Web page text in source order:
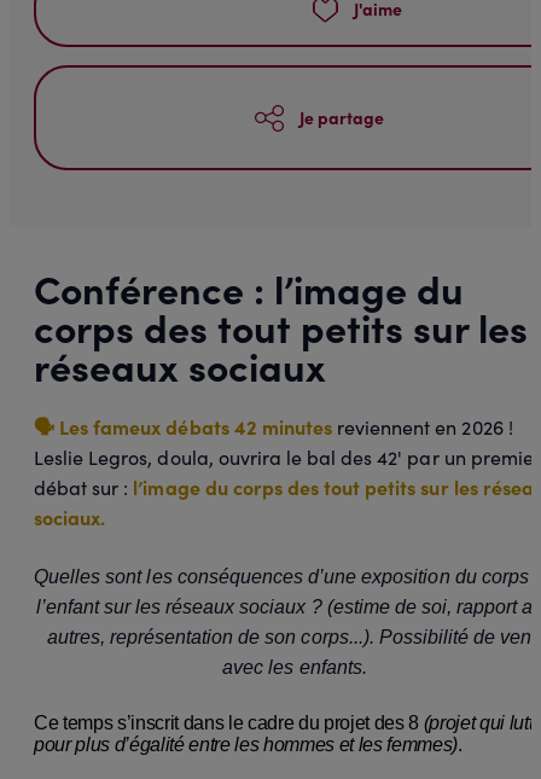
J'aime
Je partage
Conférence : l’image du
corps des tout petits sur les
réseaux sociaux
🗣 ️ Les fameux débats 42 minutes reviennent en 2026 !
Leslie Legros, doula, ouvrira le bal des 42' par un premier
débat sur : l’image du corps des tout petits sur les
sociaux.
Quelles sont les conséquences d’une exposition du corps
l’enfant sur les réseaux sociaux ? (estime de soi, rapport
autres, représentation de son corps...). Possibilité de
avec les enfants.
Ce temps s’inscrit dans le cadre du projet des 8 (projet qui
pour plus d’égalité entre les hommes et les femmes).